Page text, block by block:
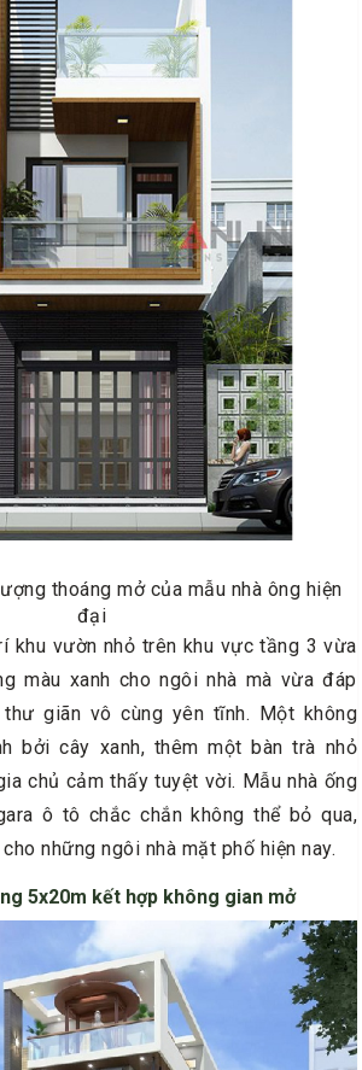
thoáng mở của mẫu nhà ông hiện
đại
khu vườn nhỏ trên khu vực tầng 3 vừa
màu xanh cho ngôi nhà mà vừa đáp
giãn vô cùng yên tĩnh. Một không
bởi cây xanh, thêm một bàn trà nhỏ
chủ cảm thấy tuyệt vời. Mẫu nhà ống
ô tô chắc chắn không thể bỏ qua,
những ngôi nhà mặt phố hiện nay.
5x20m kết hợp không gian mở